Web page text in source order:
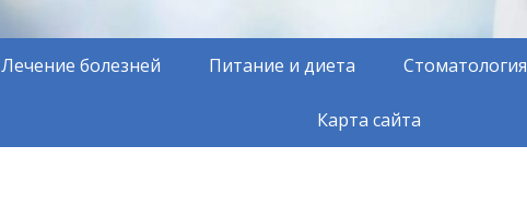
Лечение болезней Питание и диета Стоматология
Карта сайта